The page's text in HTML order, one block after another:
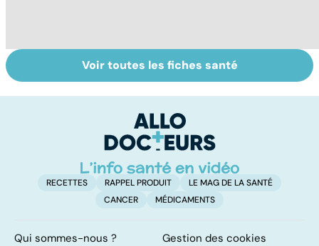
Intoxications
alimentaires :
Tout savoir sur
les infections
Voir toutes les fiches santé
RECETTES RAPPEL PRODUIT
LE MAG DE LA SANTÉ
CANCER
MÉDICAMENTS
Qui sommes-nous ? Gestion des cookies